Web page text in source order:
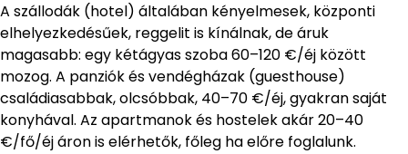
A szállodák (hotel) általában kényelmesek, központi
elhelyezkedésűek, reggelit is kínálnak, de áruk
magasabb: egy kétágyas szoba 60–120 €/éj között
mozog. A panziók és vendégházak (guesthouse)
családiasabbak, olcsóbbak, 40–70 €/éj, gyakran saját
konyhával. Az apartmanok és hostelek akár 20–40
€/fő/éj áron is elérhetők, főleg ha előre foglalunk.